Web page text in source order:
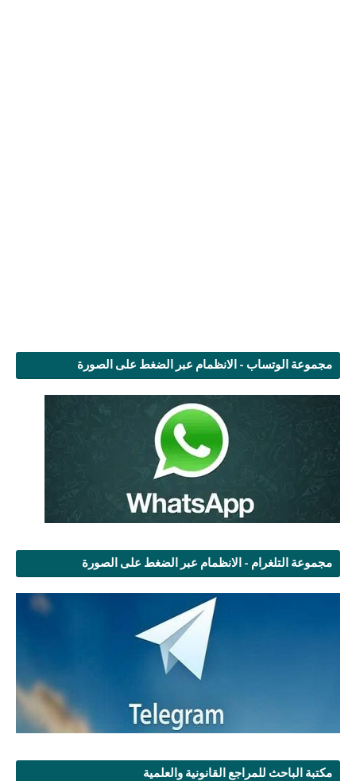
مجموعة الوتساب - الانظمام عبر الضغط على الصورة
مجموعة التلغرام - الانظمام عبر الضغط على الصورة
مكتبة الباحث للمراجع القانونية والعلمية